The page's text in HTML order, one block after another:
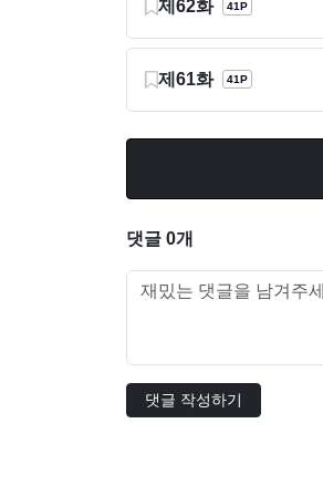
제62화 41P
제61화 41P
댓글 0개
댓글 작성하기